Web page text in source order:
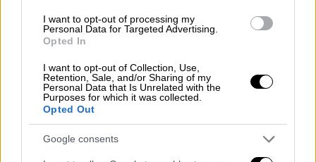
I want to opt-out of processing my
Personal Data for Targeted Advertising.
Opted In
I want to opt-out of Collection, Use,
Retention, Sale, and/or Sharing of my
Personal Data that Is Unrelated with the
Purposes for which it was collected.
Opted Out
Google consents
σε άλλο σημείο τα αφιερώματα για
τον 19χρονο
Ελλάδα|07.02.2022 12:58
Βίντεο σοκ: Πώς λιμενεργάτης στον
Πειραιά γλίτωσε από πτώση
κοντέινερ